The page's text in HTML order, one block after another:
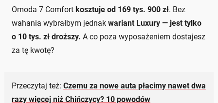
Omoda 7 Comfort kosztuje od 169 tys. 900 zł. Bez
wahania wybrałbym jednak wariant Luxury — jest tylko
o 10 tys. zł droższy. A co poza wyposażeniem dostajesz
za tę kwotę?
Przeczytaj też: Czemu za nowe auta płacimy nawet dwa
razy więcej niż Chińczycy? 10 powodów